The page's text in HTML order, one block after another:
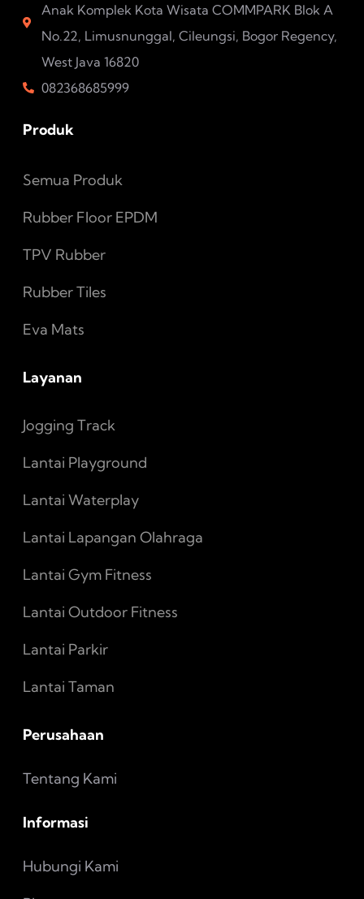
Anak Komplek Kota Wisata COMMPARK Blok A
No.22, Limusnunggal, Cileungsi, Bogor Regency,
West Java 16820
082368685999
Produk
Semua Produk
Rubber Floor EPDM
TPV Rubber
Rubber Tiles
Eva Mats
Layanan
Jogging Track
Lantai Playground
Lantai Waterplay
Lantai Lapangan Olahraga
Lantai Gym Fitness
Lantai Outdoor Fitness
Lantai Parkir
Lantai Taman
Perusahaan
Tentang Kami
Informasi
Hubungi Kami